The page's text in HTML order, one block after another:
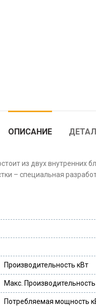
ОПИСАНИЕ
из двух
– специальная
Производительность кВт
Макс.
Потребляемая мощность